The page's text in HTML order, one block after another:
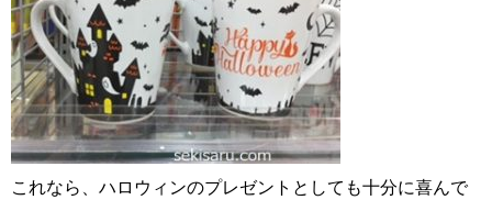
これなら、ハロウィンのプレゼントとしても十分に喜んで